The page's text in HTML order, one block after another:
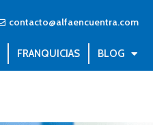
contacto@alfaencuentra.com
FRANQUICIAS BLOG